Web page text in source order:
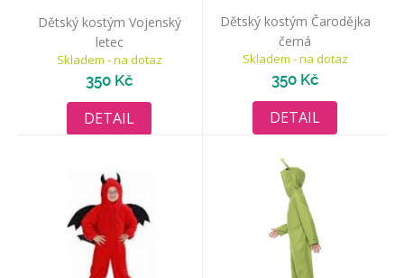
Dětský kostým Vojenský
letec
Skladem - na dotaz
350 Kč
DETAIL
Dětský kostým Čarodějka
černá
Skladem - na dotaz
350 Kč
DETAIL